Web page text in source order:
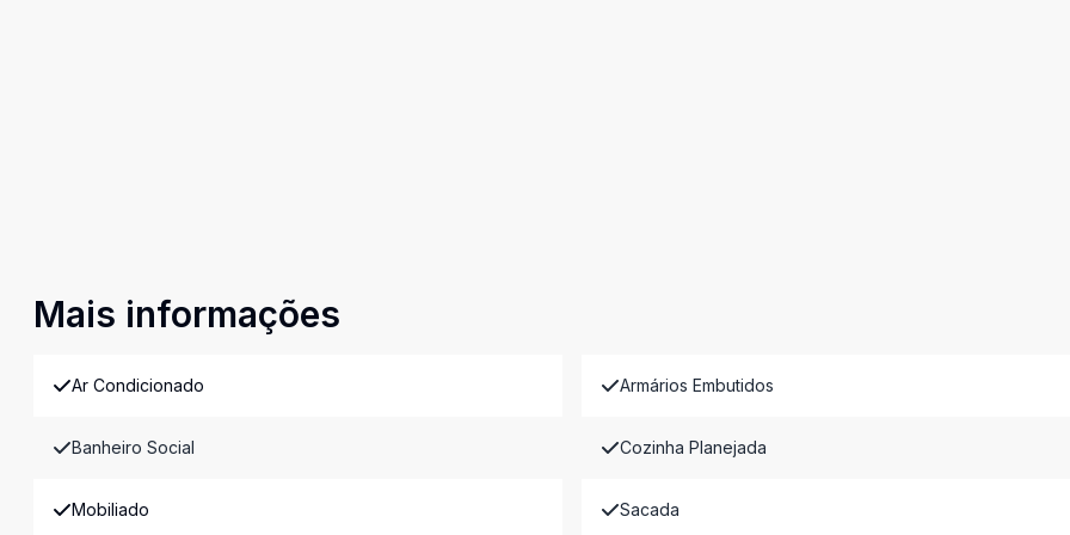
Mais informações
Ar Condicionado Armários Embutidos
Banheiro Social Cozinha Planejada
Mobiliado Sacada